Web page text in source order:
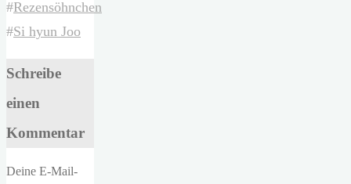
#Rezensöhnchen
#Si hyun Joo
Schreibe
einen
Kommentar
Deine E-Mail-